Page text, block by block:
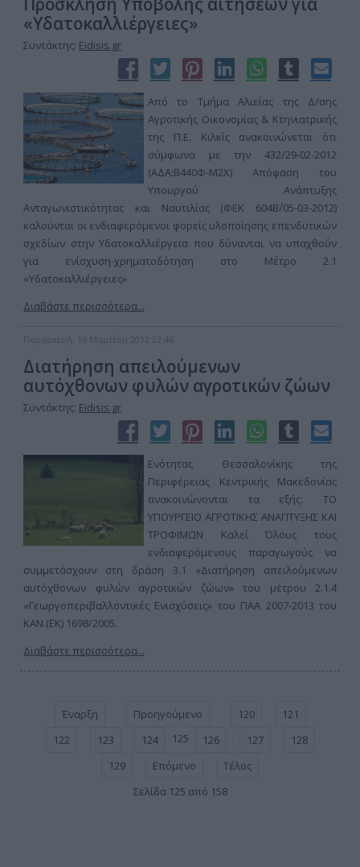
«Υδατοκαλλιέργειες»
Συντάκτης: Eidisis.gr
Από το Τμήμα Αλιείας της Δ/σης
Αγροτικής Οικονομίας & Κτηνιατρικής
της Π.Ε. Κιλκίς ανακοινώνεται ότι
σύμφωνα με την 432/29-02-2012
(ΑΔΑ:Β440Φ-Μ2Χ) Απόφαση του
Υπουργού Ανάπτυξης
Ανταγωνιστικότητας και Ναυτιλίας (ΦΕΚ 604Β΄/05-03-2012)
καλούνται οι ενδιαφερόμενοι φορείς υλοποίησης επενδυτικών
σχεδίων στην Υδατοκαλλιέργεια που δύνανται να υπαχθούν
για ενίσχυση-χρηματοδότηση στο Μέτρο 2.1
«Υδατοκαλλιέργειες»
Διαβάστε περισσότερα...
Παρασκευή, 16 Μαρτίου 2012 22:46
Διατήρηση απειλούμενων
αυτόχθονων φυλών αγροτικών ζώων
Συντάκτης: Eidisis.gr
Ενότητας Θεσσαλονίκης της
Περιφέρειας Κεντρικής Μακεδονίας
ανακοινώνονται τα εξής: ΤΟ
ΥΠΟΥΡΓΕΙΟ ΑΓΡΟΤΙΚΗΣ ΑΝΑΠΤΥΞΗΣ ΚΑΙ
ΤΡΟΦΙΜΩΝ Καλεί Όλους τους
ενδιαφερόμενους παραγωγούς να
συμμετάσχουν στη δράση 3.1 «Διατήρηση απειλούμενων
αυτόχθονων φυλών αγροτικών ζώων» του μέτρου 2.1.4
«Γεωργοπεριβαλλοντικές Ενισχύσεις» του ΠΑΑ 2007-2013 του
ΚΑΝ.(ΕΚ) 1698/2005.
Διαβάστε περισσότερα...
Έναρξη Προηγούμενο 120
121
122
123 124 125 126 127
128
129
Επόμενο
Τέλος
Σελίδα 125 από 158